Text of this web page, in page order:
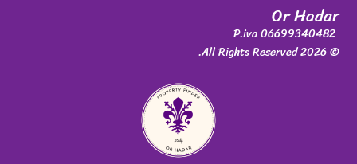
Or Hadar
P.iva 06699340482
© 2026 All Rights Reserved.